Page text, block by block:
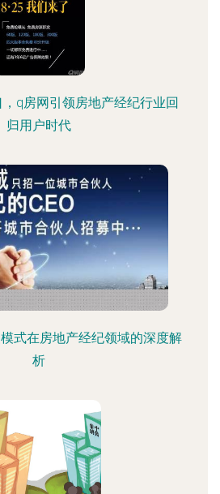
q房网引领房地产经纪行业回
归用户时代
式在房地产经纪领域的深度解
析